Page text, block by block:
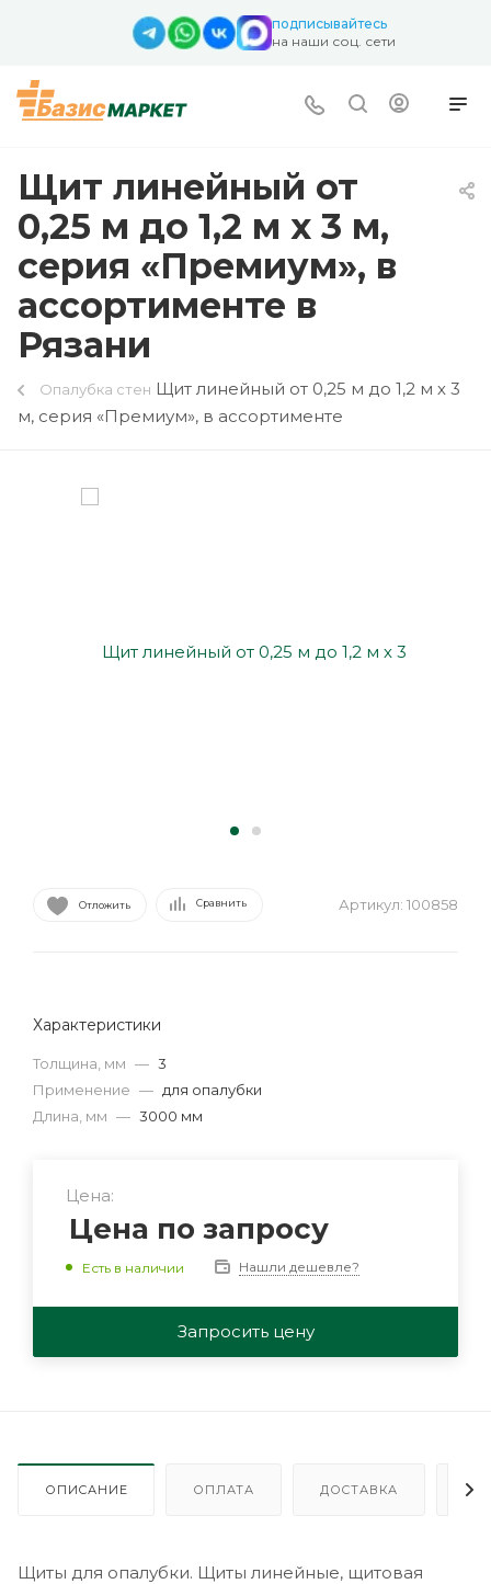
подписывайтесь
на наши соц. сети
Щит линейный от
0,25 м до 1,2 м х 3 м,
серия «Премиум», в
ассортименте в
Рязани
Опалубка стен Щит линейный от 0,25 м до 1,2 м х 3
м, серия «Премиум», в ассортименте
Отложить Сравнить Артикул: 100858
Характеристики
Толщина, мм — 3
Применение — для опалубки
Длина, мм — 3000 мм
Цена:
Цена по запросу
Есть в наличии Нашли дешевле?
Запросить цену
ОПИСАНИЕ ОПЛАТА ДОСТАВКА
Щиты для опалубки. Щиты линейные, щитовая